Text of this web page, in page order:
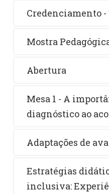
Credenciamento -
Mostra
Abertura
Mesa 1 - A
diagnóstico ao
Adaptações de
Estratégias
inclusiva: